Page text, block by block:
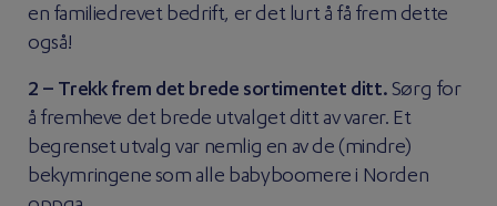
en familiedrevet bedrift, er det lurt å få frem dette
også!
2 – Trekk frem det brede sortimentet ditt. Sørg for
å fremheve det brede utvalget ditt av varer. Et
begrenset utvalg var nemlig en av de (mindre)
bekymringene som alle babyboomere i Norden